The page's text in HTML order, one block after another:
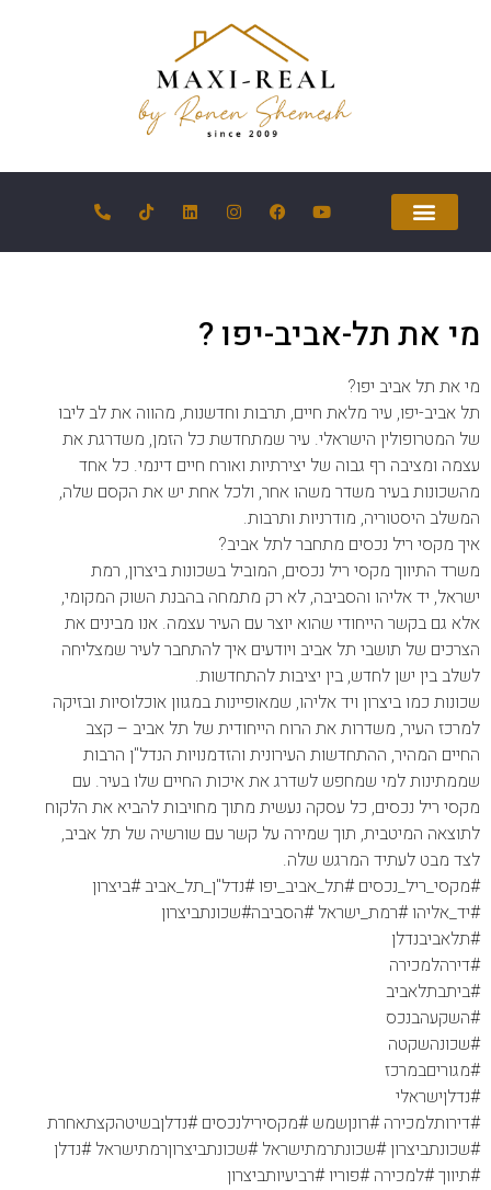
מי את תל-אביב-יפו ?
מי את תל אביב יפו?
תל אביב-יפו, עיר מלאת חיים, תרבות וחדשנות, מהווה את לב ליבו
של המטרופולין הישראלי. עיר שמתחדשת כל הזמן, משדרגת את
עצמה ומציבה רף גבוה של יצירתיות ואורח חיים דינמי. כל אחד
מהשכונות בעיר משדר משהו אחר, ולכל אחת יש את הקסם שלה,
המשלב היסטוריה, מודרניות ותרבות.
איך מקסי ריל נכסים מתחבר לתל אביב?
משרד התיווך מקסי ריל נכסים, המוביל בשכונות ביצרון, רמת
ישראל, יד אליהו והסביבה, לא רק מתמחה בהבנת השוק המקומי,
אלא גם בקשר הייחודי שהוא יוצר עם העיר עצמה. אנו מבינים את
הצרכים של תושבי תל אביב ויודעים איך להתחבר לעיר שמצליחה
לשלב בין ישן לחדש, בין יציבות להתחדשות.
שכונות כמו ביצרון ויד אליהו, שמאופיינות במגוון אוכלוסיות ובזיקה
למרכז העיר, משדרות את הרוח הייחודית של תל אביב – קצב
החיים המהיר, ההתחדשות העירונית והזדמנויות הנדל"ן הרבות
שממתינות למי שמחפש לשדרג את איכות החיים שלו בעיר. עם
מקסי ריל נכסים, כל עסקה נעשית מתוך מחויבות להביא את הלקוח
לתוצאה המיטבית, תוך שמירה על קשר עם שורשיה של תל אביב,
לצד מבט לעתיד המרגש שלה.
#מקסי_ריל_נכסים #תל_אביב_יפו #נדל"ן_תל_אביב #ביצרון
#יד_אליהו #רמת_ישראל #הסביבה#שכונתביצרון
#תלאביבנדלן
#דירהלמכירה
#ביתבתלאביב
#השקעהבנכס
#שכונהשקטה
#מגוריםבמרכז
#נדלןישראלי
#דירותלמכירה #רונןשמש #מקסירילנכסים #נדלןבשיטהקצתאחרת
#שכונתביצרון #שכונתרמתישראל #שכונתביצרוןרמתישראל #נדלן
#תיווך #למכירה #פוריו #רביעיותביצרון